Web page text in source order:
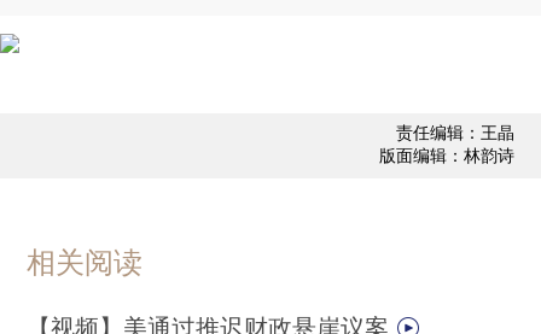
责任编辑：王晶
版面编辑：林韵诗
相关阅读
【视频】美通过推迟财政悬崖议案